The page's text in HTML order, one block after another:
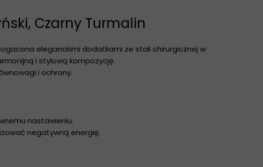
Czarny Turmalin
eleganckimi dodatkami ze stali chirurgicznej w
i stylową kompozycję.
i ochrony.
nastawieniu.
negatywną energię.